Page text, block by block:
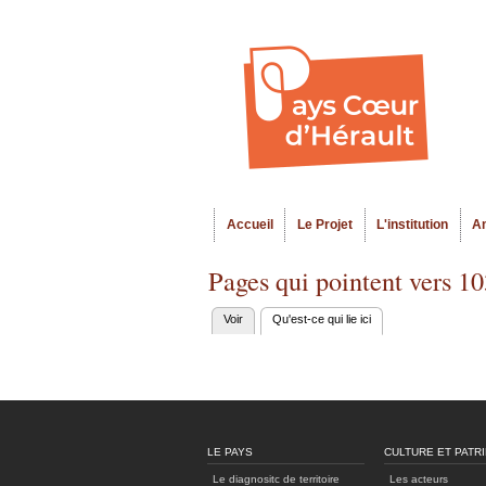
Menu principal
Accueil Le Projet L'institution
Pages qui pointent vers
Onglets
Voir Qu'est-ce qui lie ici
LE PAYS
Le diagnositc de territoire
CULTURE ET
Les acteurs